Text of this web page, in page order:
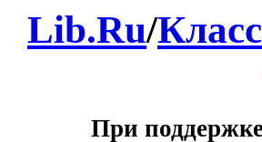
Lib.Ru/
При